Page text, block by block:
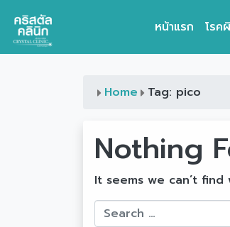
Main Navigation
หน้าแรก โรค
Home Tag: pico
Nothing
It seems we can’t
Search